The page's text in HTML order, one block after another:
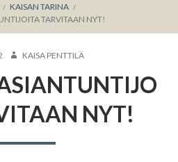
KAISAN TARINA
TARVITAAN NYT!
KIRJOITTAJA
KAISA PENTTILÄ
NYT!